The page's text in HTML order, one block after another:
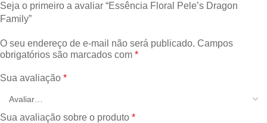
Seja o primeiro a avaliar “Essência Floral Pele’s Dragon
Family”
O seu endereço de e-mail não será publicado. Campos
obrigatórios são marcados com *
Sua avaliação *
Sua avaliação sobre o produto *